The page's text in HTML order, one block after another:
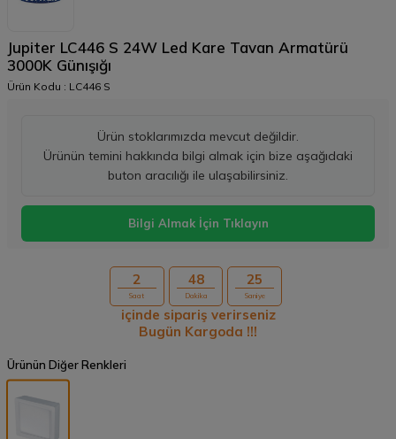
Jupiter LC446 S 24W Led Kare Tavan Armatürü
3000K Günışığı
Ürün Kodu : LC446 S
Ürün stoklarımızda mevcut değildir.
Ürünün temini hakkında bilgi almak için bize aşağıdaki
buton aracılığı ile ulaşabilirsiniz.
Bilgi Almak İçin Tıklayın
2
Saat
48
Dakika
24
Saniye
içinde sipariş verirseniz
Bugün Kargoda !!!
Ürünün Diğer Renkleri